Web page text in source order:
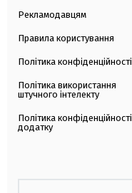
Рекламодавцям
Правила користування
Політика конфіденційності
Політика використання
штучного інтелекту
Політика конфіденційності
додатку